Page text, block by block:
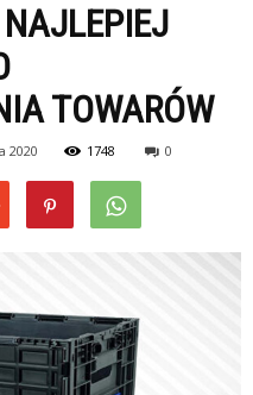
TOWARÓW
2020 1748 0